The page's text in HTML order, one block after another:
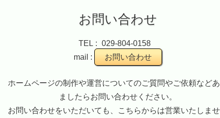
お問い合わせ
TEL : 029-804-0158
mail :
お問い合わせ
ホームページの制作や運営についてのご質問やご依頼など
ましたらお問い合わせください。
お問い合わせをいただいても、こちらからは営業いたしま